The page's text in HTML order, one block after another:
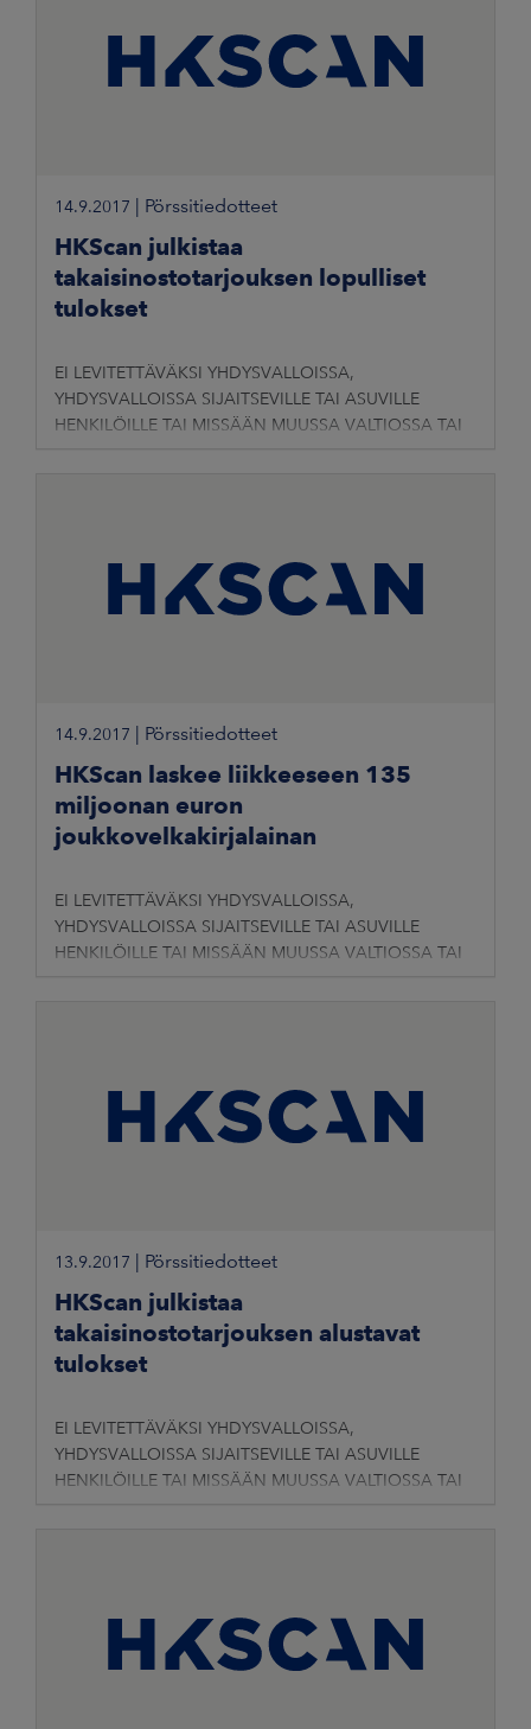
14.9.2017 Pörssitiedotteet
HKScan julkistaa
takaisinostotarjouksen lopulliset
tulokset
EI LEVITETTÄVÄKSI YHDYSVALLOISSA,
YHDYSVALLOISSA SIJAITSEVILLE TAI ASUVILLE
HENKILÖILLE TAI MISSÄÄN MUUSSA VALTIOSSA TAI
14.9.2017 Pörssitiedotteet
HKScan laskee liikkeeseen 135
miljoonan euron
joukkovelkakirjalainan
EI LEVITETTÄVÄKSI YHDYSVALLOISSA,
YHDYSVALLOISSA SIJAITSEVILLE TAI ASUVILLE
HENKILÖILLE TAI MISSÄÄN MUUSSA VALTIOSSA TAI
13.9.2017 Pörssitiedotteet
HKScan julkistaa
takaisinostotarjouksen alustavat
tulokset
EI LEVITETTÄVÄKSI YHDYSVALLOISSA,
YHDYSVALLOISSA SIJAITSEVILLE TAI ASUVILLE
HENKILÖILLE TAI MISSÄÄN MUUSSA VALTIOSSA TAI